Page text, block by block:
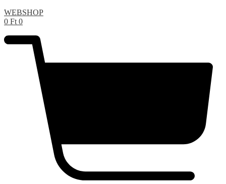
WEBSHOP
0 Ft 0